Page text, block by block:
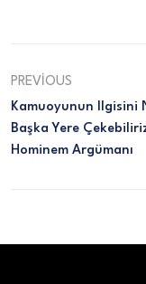
PREVIOUS
Kamuoyunun Ilgisini
Başka Yere
Hominem Argümanı